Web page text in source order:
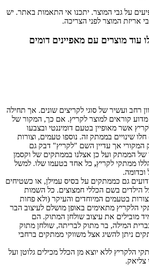
על גבי המוצר. יתכנו אי התאמות באתר. יש
אריזת המוצר לפני הצריכה.
עוד מוצרים עם מאפיינים דומים
רחב ועשיר של סוגי לקריצים שונים. אך תחילה
מדוע קוראים למוצר לקריץ. אם כך, המקור של
אשר מאופיין בטעם דומיננטי ובצבעו
שינויים בממתק זה. נוספו טעמים, וצורות
המקורי אך עדיין השם "לקריץ" דבק גם
של הממתק ועל כן אצלנו בממתקים של וקסמן
ממתקי לקריץ, כל אחד בטעמו שלו. למשל
וכדומה.
גם כממתקים על בסיס עמילן, או כשטיחים
הילדים בשם הכללי חמצוצים. כל השמות
בטעמים המיוחדים והעיקר (ולא פחות
הלקריץ מתאימים באופן מושלם לעיצוב הבר
מובילים את עיצוב שולחן המתוק. הם
המילה, בר מתוק לבריתה, שולחן מתוק
ניתן להשיג אצל משווקי ממתקים ברחבי
הלקריץ ללא יוצא מן הכלל מכילים גלוטן ועל
צליאק.